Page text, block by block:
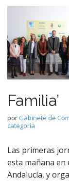
Familia’
por Gabinete de
categoría
Las primeras
esta mañana en
Andalucía, y